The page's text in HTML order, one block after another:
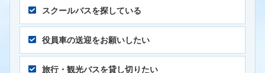
スクールバスを探している
役員車の送迎をお願いしたい
旅行・観光バスを貸し切りたい